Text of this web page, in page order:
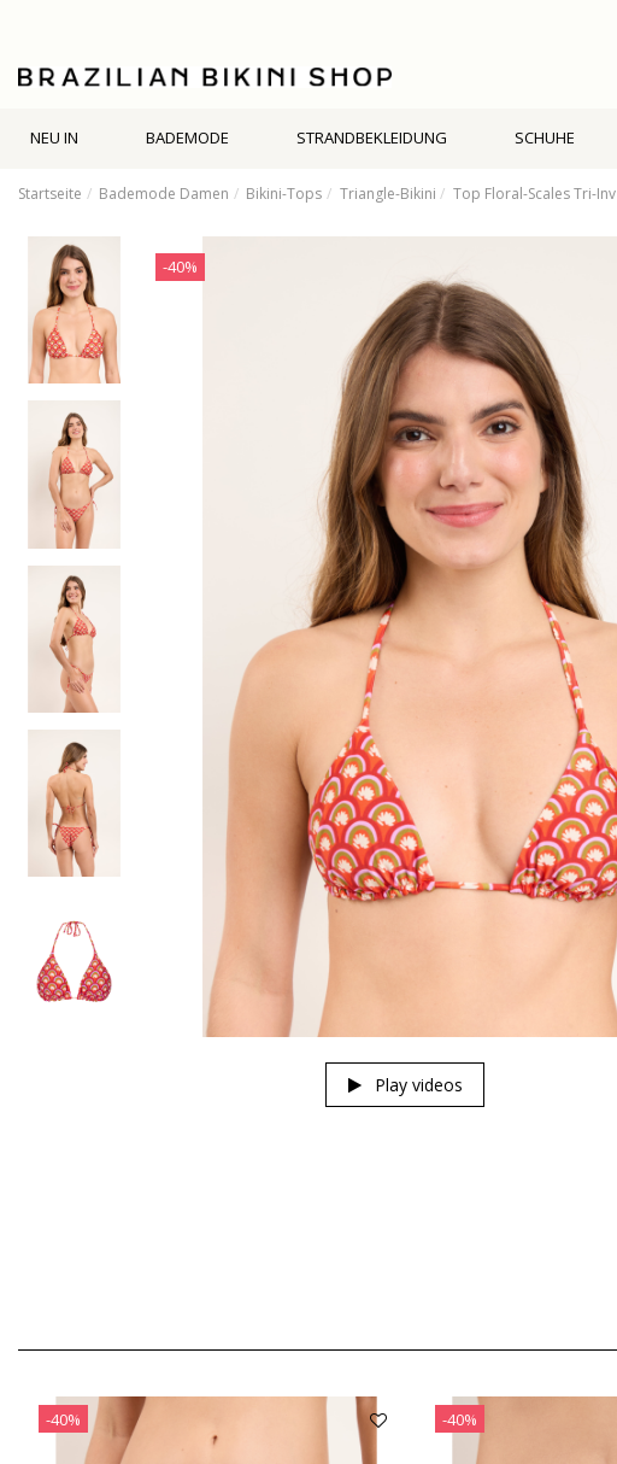
NEU IN BADEMODE STRANDBEKLEIDUNG SCHUHE
Startseite Bademode Damen Bikini-Tops Triangle-Bikini Top Floral-Scales Tri-Inv
-40%
Play videos
-40% -40%